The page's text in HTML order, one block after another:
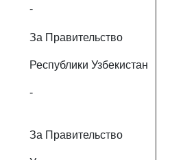
-
За Правительство
Республики Узбекистан
-
За Правительство